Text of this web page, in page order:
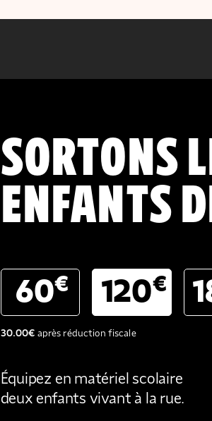
SORTONS
ENFANTS
60€ 120€
30.00€ après réduction fiscale
Équipez en matériel scolaire
deux enfants vivant à la rue.